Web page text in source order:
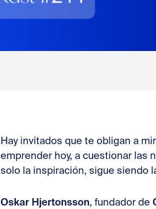
Hay invitados que te obligan a
emprender hoy, a cuestionar las
solo la inspiración, sigue siendo
Oskar Hjertonsson, fundador de